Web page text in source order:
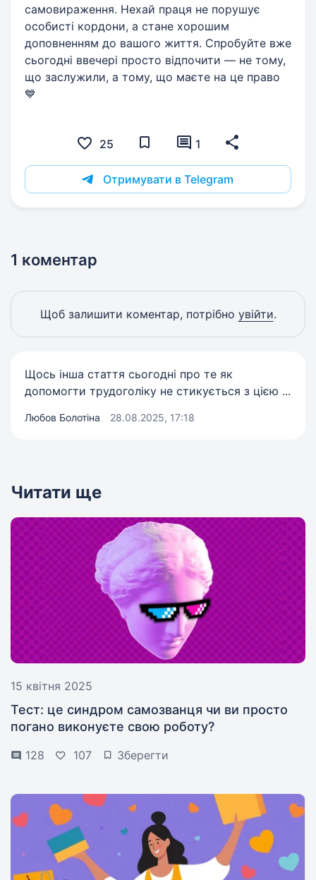
самовираження. Нехай праця не порушує
особисті кордони, а стане хорошим
доповненням до вашого життя. Спробуйте вже
сьогодні ввечері просто відпочити — не тому,
що заслужили, а тому, що маєте на це право
💙
25 1
Отримувати в Telegram
1 коментар
Щоб залишити коментар, потрібно увійти.
Щось інша стаття сьогодні про те як
допомогти трудоголіку не стикується з цією ...
Любов Болотіна 28.08.2025, 17:18
Читати ще
15 квітня 2025
Тест: це синдром самозванця чи ви просто
погано виконуєте свою роботу?
128 107 Зберегти